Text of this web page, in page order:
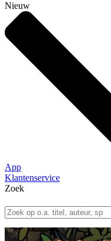
Nieuw
App
Klantenservice
Zoek